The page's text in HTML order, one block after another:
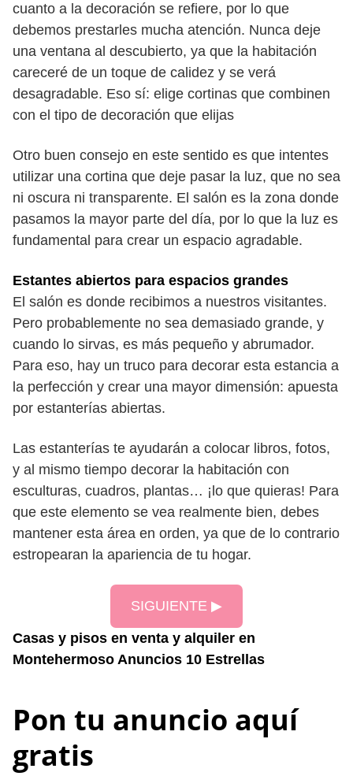
cuanto a la decoración se refiere, por lo que
debemos prestarles mucha atención. Nunca deje
una ventana al descubierto, ya que la habitación
careceré de un toque de calidez y se verá
desagradable. Eso sí: elige cortinas que combinen
con el tipo de decoración que elijas
Otro buen consejo en este sentido es que intentes
utilizar una cortina que deje pasar la luz, que no sea
ni oscura ni transparente. El salón es la zona donde
pasamos la mayor parte del día, por lo que la luz es
fundamental para crear un espacio agradable.
Estantes abiertos para espacios grandes
El salón es donde recibimos a nuestros visitantes.
Pero probablemente no sea demasiado grande, y
cuando lo sirvas, es más pequeño y abrumador.
Para eso, hay un truco para decorar esta estancia a
la perfección y crear una mayor dimensión: apuesta
por estanterías abiertas.
Las estanterías te ayudarán a colocar libros, fotos,
y al mismo tiempo decorar la habitación con
esculturas, cuadros, plantas… ¡lo que quieras! Para
que este elemento se vea realmente bien, debes
mantener esta área en orden, ya que de lo contrario
estropearan la apariencia de tu hogar.
SIGUIENTE ▶
Casas y pisos en venta y alquiler en
Montehermoso Anuncios 10 Estrellas
Pon tu anuncio aquí
gratis